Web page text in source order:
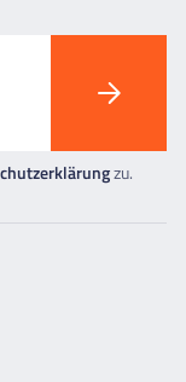
zu.